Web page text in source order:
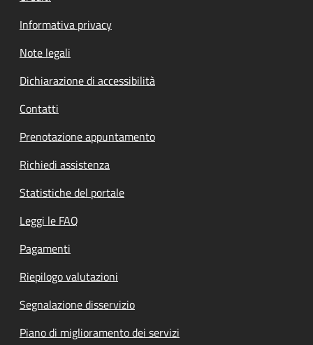
Informativa privacy
Note legali
Dichiarazione di accessibilità
Contatti
Prenotazione appuntamento
Richiedi assistenza
Statistiche del portale
Leggi le FAQ
Pagamenti
Riepilogo valutazioni
Segnalazione disservizio
Piano di miglioramento dei servizi